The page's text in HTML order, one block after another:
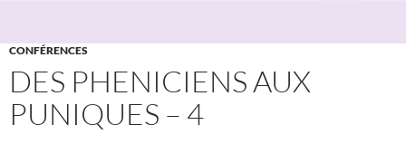
CONFÉRENCES
DES PHENICIENS AUX
PUNIQUES – 4